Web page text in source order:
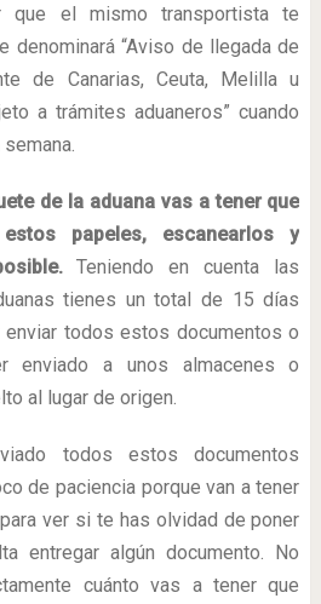
que el mismo transportista te
denominará “Aviso de llegada de
de Canarias, Ceuta, Melilla u
a trámites aduaneros” cuando
de la aduana vas a tener que
papeles, escanearlos y
Teniendo en cuenta las
tienes un total de 15 días
todos estos documentos o
enviado a unos almacenes o
al lugar de origen.
todos estos documentos
de paciencia porque van a tener
ver si te has olvidad de poner
entregar algún documento. No
cuánto vas a tener que